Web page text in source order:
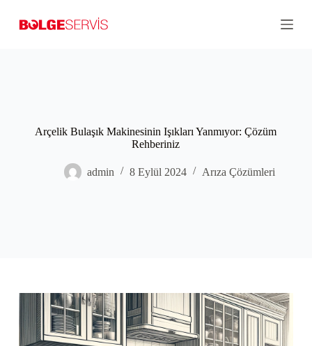
Arçelik Bulaşık Makinesinin Işıkları Yanmıyor: Çözüm
Rehberiniz
admin 8 Eylül 2024 Arıza Çözümleri